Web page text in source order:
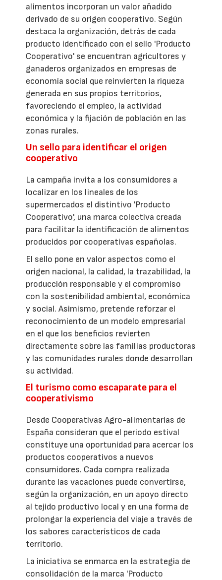
alimentos incorporan un valor añadido
derivado de su origen cooperativo. Según
destaca la organización, detrás de cada
producto identificado con el sello 'Producto
Cooperativo' se encuentran agricultores y
ganaderos organizados en empresas de
economía social que reinvierten la riqueza
generada en sus propios territorios,
favoreciendo el empleo, la actividad
económica y la fijación de población en las
zonas rurales.
Un sello para identificar el origen
cooperativo
La campaña invita a los consumidores a
localizar en los lineales de los
supermercados el distintivo 'Producto
Cooperativo', una marca colectiva creada
para facilitar la identificación de alimentos
producidos por cooperativas españolas.
El sello pone en valor aspectos como el
origen nacional, la calidad, la trazabilidad, la
producción responsable y el compromiso
con la sostenibilidad ambiental, económica
y social. Asimismo, pretende reforzar el
reconocimiento de un modelo empresarial
en el que los beneficios revierten
directamente sobre las familias productoras
y las comunidades rurales donde desarrollan
su actividad.
El turismo como escaparate para el
cooperativismo
Desde Cooperativas Agro-alimentarias de
España consideran que el periodo estival
constituye una oportunidad para acercar los
productos cooperativos a nuevos
consumidores. Cada compra realizada
durante las vacaciones puede convertirse,
según la organización, en un apoyo directo
al tejido productivo local y en una forma de
prolongar la experiencia del viaje a través de
los sabores característicos de cada
territorio.
La iniciativa se enmarca en la estrategia de
consolidación de la marca 'Producto